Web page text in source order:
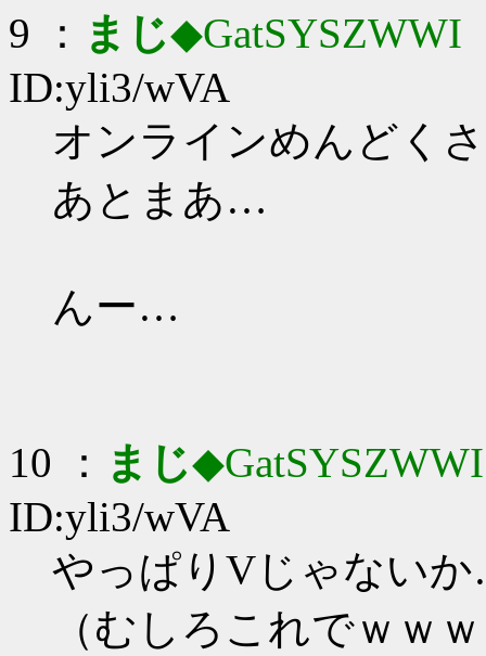
9 ： まじ◆GatSYSZWWI
ID:yli3/wVA
オンラインめんどく
あとまあ…
んー…
10 ： まじ◆GatSYSZWWI
ID:yli3/wVA
やっぱりVじゃない
（むしろこれでｗｗ